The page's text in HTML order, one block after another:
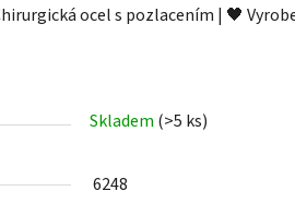
ocel s pozlacením | 🖤
Skladem (>5 ks)
6248